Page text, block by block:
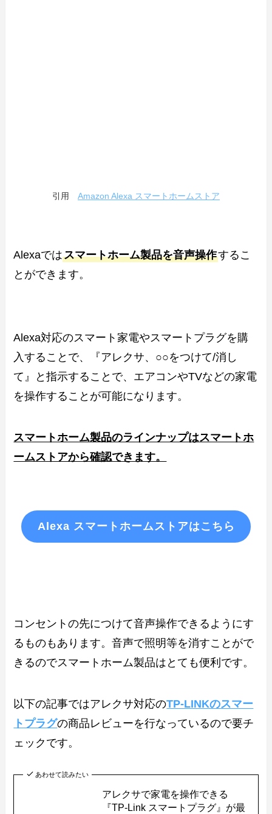
引用 Amazon Alexa スマートホームストア
Alexaではスマートホーム製品を音声操作するこ
とができます。
Alexa対応のスマート家電やスマートプラグを購
入することで、『アレクサ、○○をつけて/消し
て』と指示することで、エアコンやTVなどの家電
を操作することが可能になります。
スマートホーム製品のラインナップはスマートホ
ームストアから確認できます。
Alexa スマートホームストアはこちら
コンセントの先につけて音声操作できるようにす
るものもあります。音声で照明等を消すことがで
きるのでスマートホーム製品はとても便利です。
以下の記事ではアレクサ対応のTP-LINKのスマー
トプラグの商品レビューを行なっているので要チ
ェックです。
あわせて読みたい
アレクサで家電を操作できる
『TP-Link スマートプラグ』が最